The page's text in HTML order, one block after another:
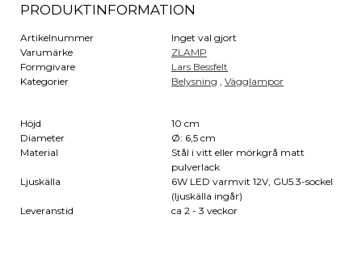
PRODUKTINFORMATION
Artikelnummer
Inget val gjort
Varumärke
ZLAMP
Formgivare
Lars Bessfelt
Kategorier
Belysning ,Vägglampor
Höjd
10 cm
Diameter
Ø: 6,5 cm
Material
Stål i vitt eller mörkgrå matt
pulverlack
Ljuskälla
6W LED varmvit 12V, GU5.3-sockel
(ljuskälla ingår)
Leveranstid
ca 2 - 3 veckor